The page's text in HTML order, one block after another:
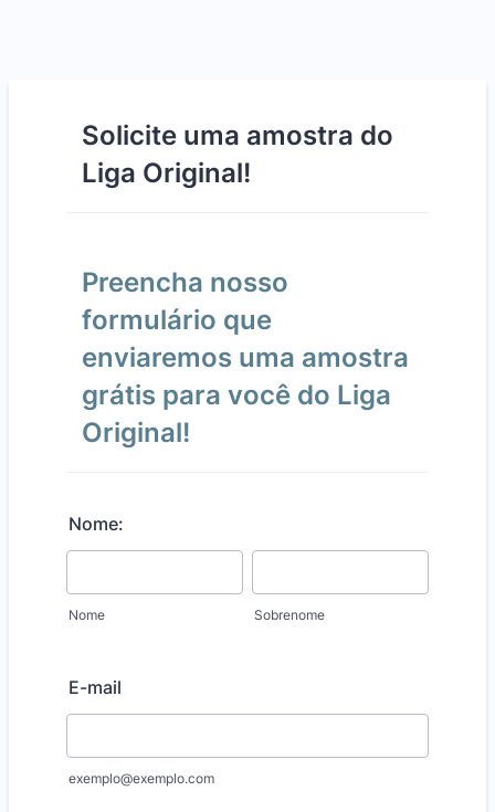
Solicite uma amostra do
Liga Original!
Preencha nosso
formulário que
enviaremos uma amostra
grátis para você do Liga
Original!
Nome:
Nome Sobrenome
E-mail
exemplo@exemplo.com